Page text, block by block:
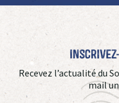
Recevez l’actualité du
mail